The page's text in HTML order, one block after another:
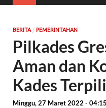
BERITA/ PEMERINTAHAN
Pilkades
Aman dan
Kades
Minggu, 27 Maret 2022 - 04:15